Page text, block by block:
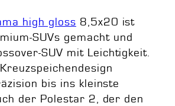
high gloss 8,5x20 ist
SUVs gemacht und
SUV mit Leichtigkeit.
bis ins kleinste
der Polestar 2, der den